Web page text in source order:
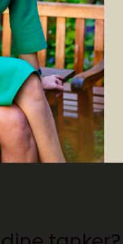
om
hvis
og